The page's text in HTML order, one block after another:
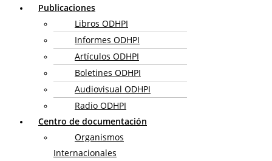
Publicaciones
Libros ODHPI
Informes ODHPI
Artículos ODHPI
Boletines ODHPI
Audiovisual ODHPI
Radio ODHPI
Centro de documentación
Organismos
Internacionales